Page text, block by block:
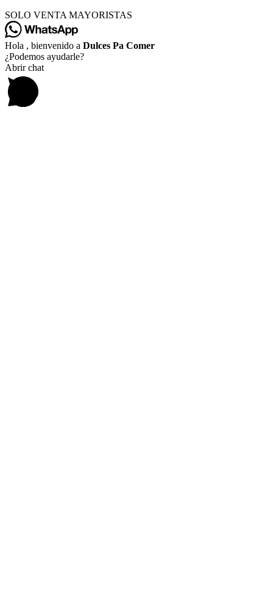
SOLO VENTA MAYORISTAS
Hola , bienvenido a Dulces Pa Comer
¿Podemos ayudarle?
Abrir chat